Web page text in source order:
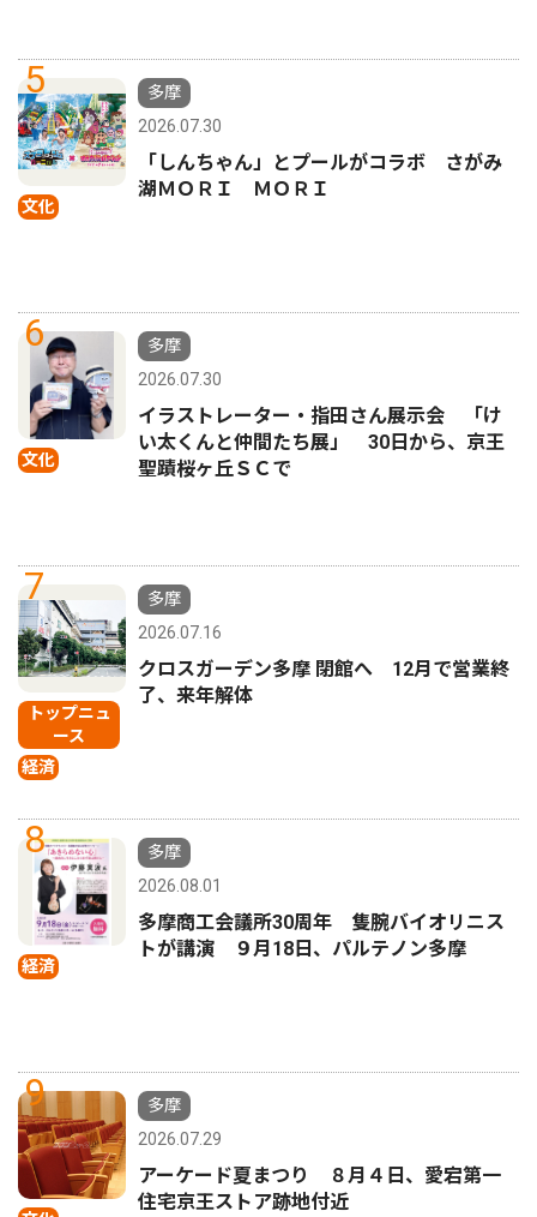
5
文化
多摩
2026.07.30
「しんちゃん」とプールがコラボ さがみ
湖ＭＯＲＩ ＭＯＲＩ
6
文化
多摩
2026.07.30
イラストレーター・指田さん展示会 「け
い太くんと仲間たち展」 30日から、京王
聖蹟桜ヶ丘ＳＣで
7
トップニュ
ース
経済
多摩
2026.07.16
クロスガーデン多摩 閉館へ 12月で営業終
了、来年解体
8
経済
多摩
2026.08.01
多摩商工会議所30周年 隻腕バイオリニス
トが講演 ９月18日、パルテノン多摩
9
多摩
2026.07.29
アーケード夏まつり ８月４日、愛宕第一
住宅京王ストア跡地付近